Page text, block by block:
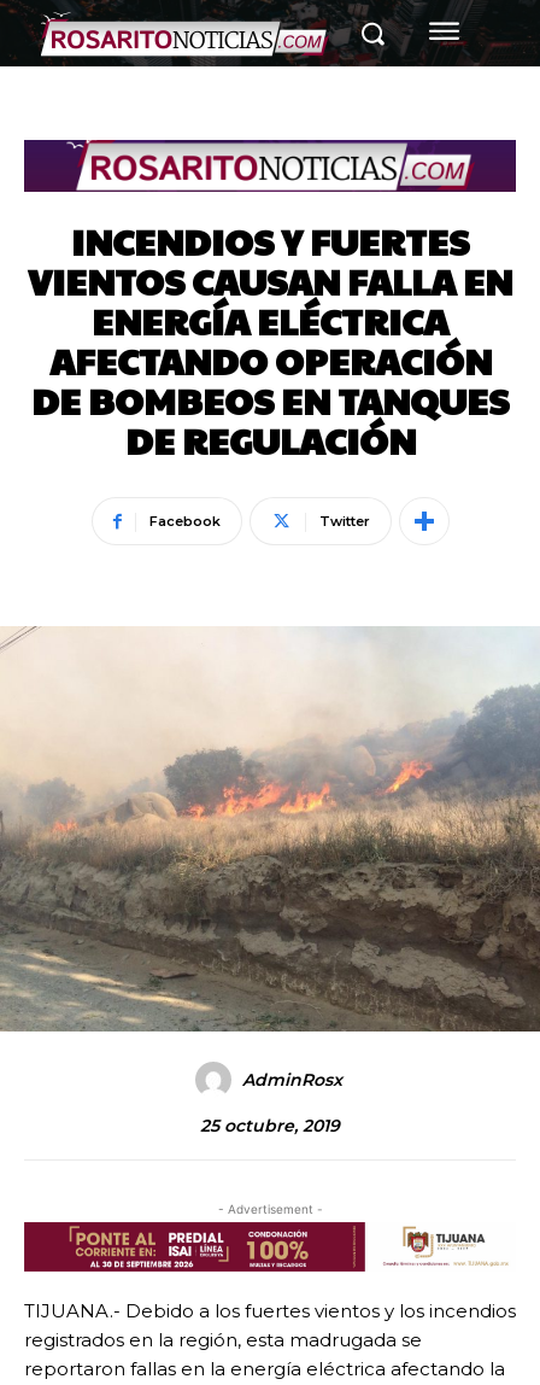
INCENDIOS Y FUERTES
VIENTOS CAUSAN FALLA EN
ENERGÍA ELÉCTRICA
AFECTANDO OPERACIÓN
DE BOMBEOS EN TANQUES
DE REGULACIÓN
Facebook Twitter
AdminRosx
25 octubre, 2019
- Advertisement -
TIJUANA.- Debido a los fuertes vientos y los incendios
registrados en la región, esta madrugada se
reportaron fallas en la energía eléctrica afectando la